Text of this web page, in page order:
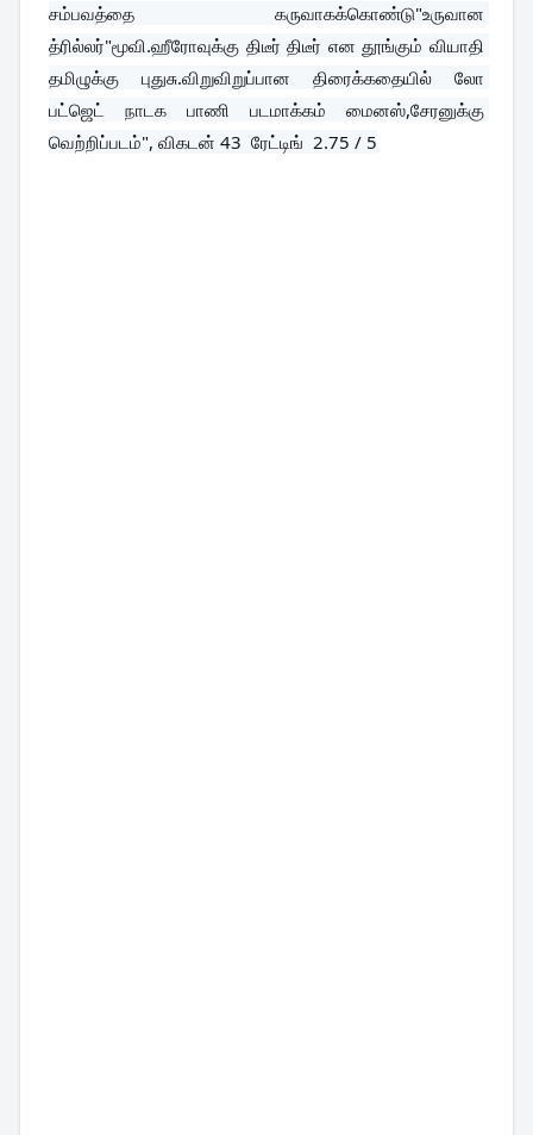
சம்பவத்தை கருவாகக்கொண்டு"உருவான
த்ரில்லர்"மூவி.ஹீரோவுக்கு திடீர் திடீர் என தூங்கும் வியாதி
தமிழுக்கு புதுசு.விறுவிறுப்பான திரைக்கதையில் லோ
பட்ஜெட் நாடக பாணி படமாக்கம் மைனஸ்,சேரனுக்கு
வெற்றிப்படம்", விகடன் 43  ரேட்டிங்  2.75 / 5